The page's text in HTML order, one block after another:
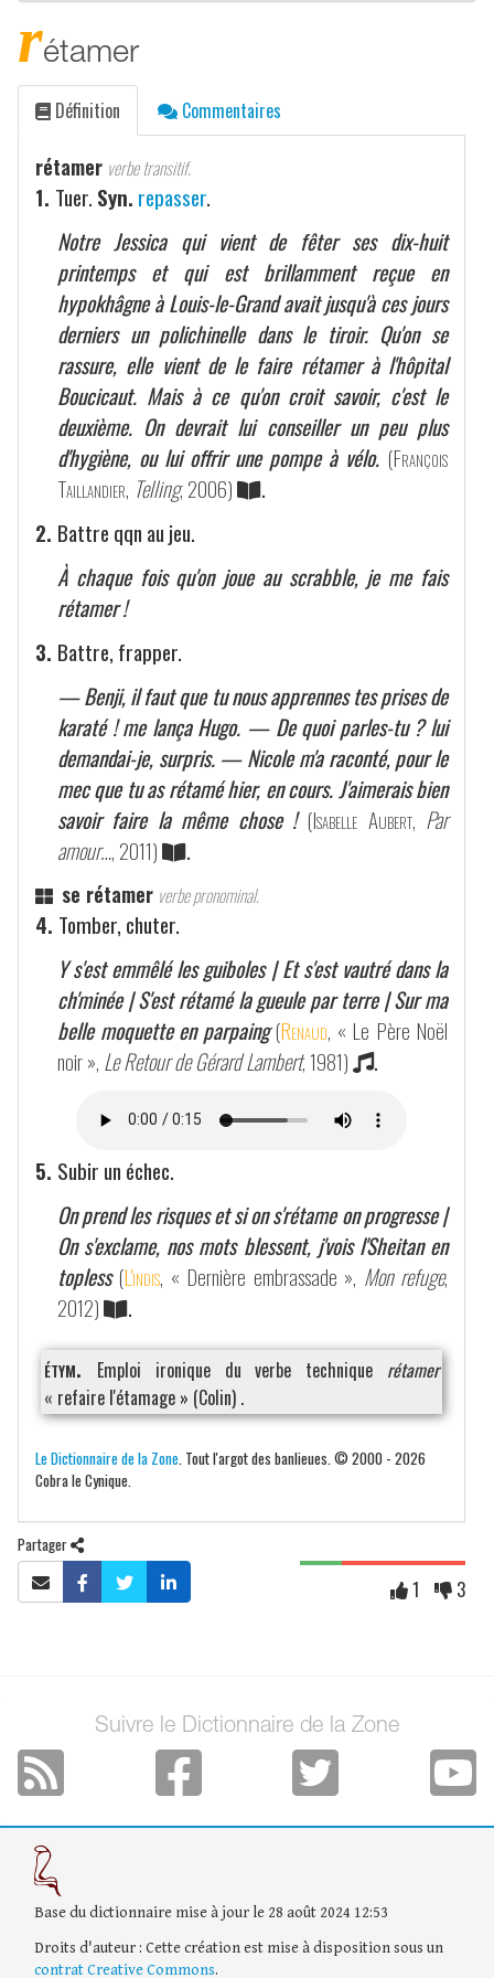
rétamer
Définition Commentaires
rétamer verbe transitif.
1. Tuer. Syn. repasser.
Notre Jessica qui vient de fêter ses dix-huit
printemps et qui est brillamment reçue en
hypokhâgne à Louis-le-Grandavait jusqu'à ces jours
derniers un polichinelle dans le tiroir. Qu'on se
rassure, elle vient de le faire rétamer à l'hôpital
Boucicaut. Mais à ce qu'on croit savoir, c'est le
deuxième. On devrait lui conseiller un peu plus
d'hygiène, ou lui offrir une pompe à vélo. (François
Taillandier, Telling, 2006)
.
2. Battre qqn au jeu.
À chaque fois qu'on joue au scrabble, je me fais
rétamer !
3. Battre, frapper.
— Benji, il faut que tu nous apprennes tes prises de
karaté ! me lança Hugo. — De quoi parles-tu ? lui
demandai-je, surpris. — Nicole m'a raconté, pour le
mec que tu as rétamé hier, en cours. J'aimerais bien
savoir faire la même chose ! (Isabelle Aubert, Par
amour…, 2011) .
se rétamer verbe pronominal.
4. Tomber, chuter.
Y s'est emmêlé les guiboles | Et s'est vautré dans la
ch'minée | S'est rétamé la gueule par terre | Sur ma
belle moquette en parpaing (Renaud, « Le Père Noël
noir », Le Retour de Gérard Lambert, 1981) .
5. Subir un échec.
On prend les risques et si on s'rétame on progresse |
On s'exclame, nos mots blessent, j'vois l'Sheitan en
topless (L'indis, « Dernière embrassade », Mon refuge,
2012)
.
étym.
Emploi ironique du verbe technique rétamer
« refaire l'étamage » (Colin) .
Le Dictionnaire de la Zone . Tout l'argot des banlieues. © 2000 - 2026
Cobra le Cynique.
Partager
1 3
Suivre le Dictionnaire de la Zone
Base du dictionnaire mise à jour le 28 août 2024 12:53
Droits d'auteur : Cette création est mise à disposition sous un
contrat Creative Commons.